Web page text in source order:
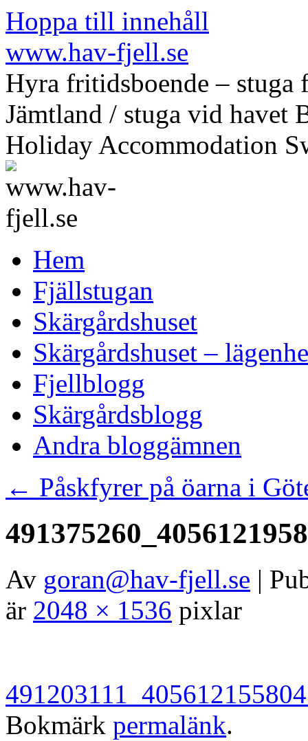
Hoppa till innehåll
www.hav-fjell.se
Hyra fritidsboende – stuga
Jämtland / stuga vid havet
Holiday Accommodation
Hem
Fjällstugan
Skärgårdshuset
Skärgårdshuset –
Fjellblogg
Skärgårdsblogg
Andra bloggämnen
← Påskfyrer på öarna i
Av goran@hav-fjell.se |
är 2048 × 1536 pixlar
Bokmärk permalänk.